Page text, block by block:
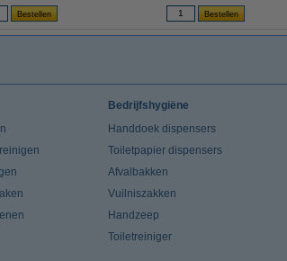
Bedrijfshygiëne
Handdoek dispensers
Toiletpapier dispensers
Afvalbakken
Vuilniszakken
Handzeep
Toiletreiniger